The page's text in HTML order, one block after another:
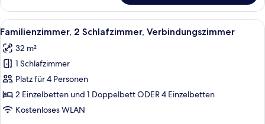
2 Schlafzimmer,
Verbindungszimmer
(Superior)
Alle
Fotos
für
Familienzimmer,
2 Schlafzimmer,
Verbindungszimmer
anzeigen
Ein Hotelzimmer mit einem großen
5
Familienzimmer, 2 Schlafzimmer, Verbindungszimmer
32 m²
1 Schlafzimmer
Platz für 4 Personen
2 Einzelbetten und 1 Doppelbett ODER 4 Einzelbetten
Kostenloses WLAN